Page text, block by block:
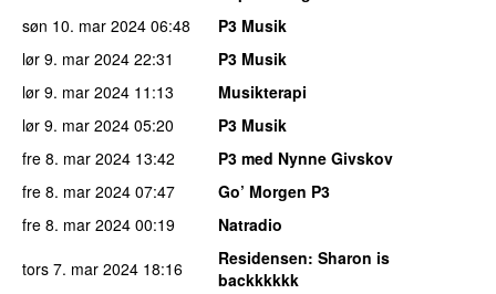
søn 10. mar 2024 06:48
P3 Musik
lør 9. mar 2024 22:31
P3 Musik
lør 9. mar 2024 11:13
Musikterapi
lør 9. mar 2024 05:20
P3 Musik
fre 8. mar 2024 13:42
P3 med Nynne Givskov
fre 8. mar 2024 07:47
Go’ Morgen P3
fre 8. mar 2024 00:19
Natradio
tors 7. mar 2024 18:16 Residensen: Sharon is
backkkkkk